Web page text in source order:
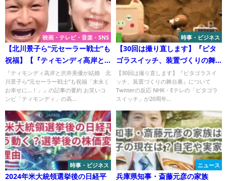
映画・テレビ・音楽・SNS
【北川景子ら“元セーラー戦士”も
祝福】【『ティモンディ高岸と
沢井美優が結婚』について
Twitterの反応
『ティモンディ高岸と沢井美優が結婚 北
川景子ら“元セーラー戦士”も祝福「末永く
お幸せに…！」』の記事の要約 お笑いコ
ンビ「ティモンディ」の高...
時事・ビジネス
【30回は撮り直します】『ピタ
ゴラスイッチ、装置づくりの舞
台裏』についてTwitterの反応
【30回は撮り直します】『ピタゴラスイ
ッチ、装置づくりの舞台裏』について
Twitterの反応 NHK・Eテレの「ピタゴラ
スイッチ」が20周年...
時事・ビジネス
2024年米大統領選挙後の日経平
ニュース
兵庫県知事・斎藤元彦の家族